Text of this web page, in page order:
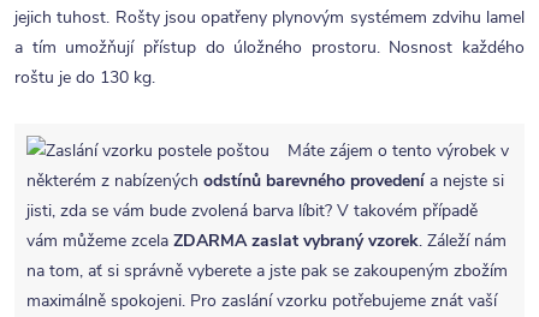
jejich tuhost. Rošty jsou opatřeny plynovým systémem zdvihu lamel
a tím umožňují přístup do úložného prostoru. Nosnost každého
roštu je do 130 kg.
Máte zájem o tento výrobek v
některém z nabízených odstínů barevného provedení a nejste si
jisti, zda se vám bude zvolená barva líbit? V takovém případě
vám můžeme zcela ZDARMA zaslat vybraný vzorek. Záleží nám
na tom, ať si správně vyberete a jste pak se zakoupeným zbožím
maximálně spokojeni. Pro zaslání vzorku potřebujeme znát vaší